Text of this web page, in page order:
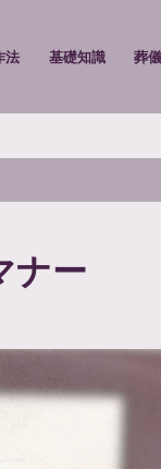
法 基礎知識 葬儀
ナー